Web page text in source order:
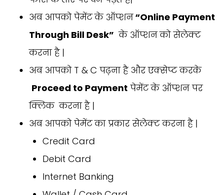
अब आपको पेमेंट के ऑप्शन“Online Payment
Through Bill Desk” के ऑप्शन को सेलेक्ट
करना है |
अब आपको T & C पढ़ना है और एक्सेप्ट करके
Proceed to Payment पेमेंट के ऑप्शन पर
क्लिक करना है |
अब आपको पेमेंट का प्रकार सेलेक्ट करना है |
Credit Card
Debit Card
Internet Banking